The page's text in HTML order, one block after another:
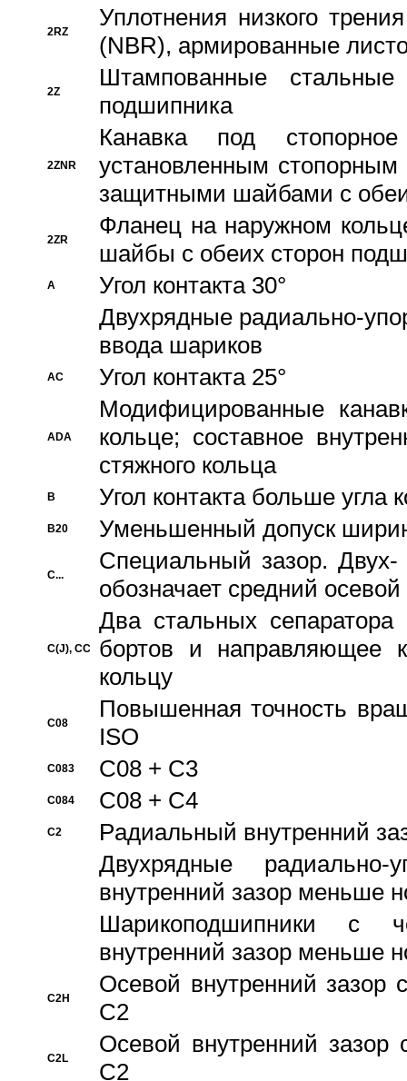
2RZ
Уплотнения низкого
(NBR), армированные
2Z
Штампованные
подшипника
2ZNR
Канавка под
установленным
защитными шайбами с
2ZR
Фланец на наружном
шайбы с обеих сторон
A
Угол контакта 30°
Двухрядные радиально-
ввода шариков
AC Угол контакта 25°
ADA
Модифицированные
кольце; составное
стяжного кольца
B Угол контакта больше угла
B20 Уменьшенный допуск
C...
Специальный зазор.
обозначает средний
C(J), CC
Два стальных сепаратора
бортов и направляющее
кольцу
C08
Повышенная точность
ISO
C083 C08 + C3
C084 C08 + C4
C2
Pадиальный внутренний
Двухрядные радиально-
внутренний зазор меньше
Шарикоподшипники с
внутренний зазор меньше
C2H
Осевой внутренний зазор
C2
C2L
Осевой внутренний зазор
C2